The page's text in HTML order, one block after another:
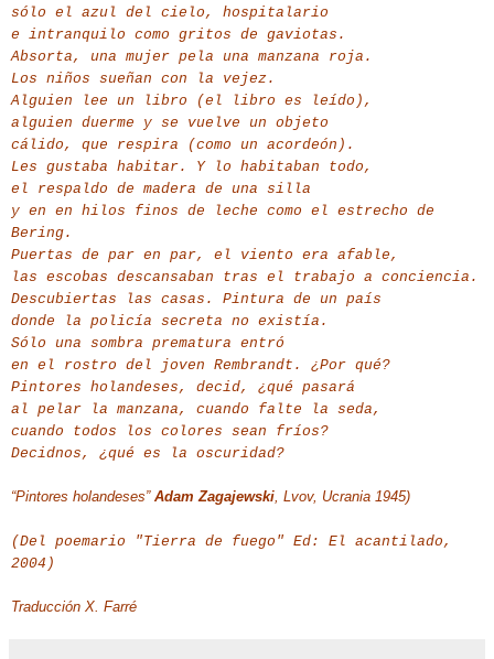
sólo el azul del cielo, hospitalario
e intranquilo como gritos de gaviotas.
Absorta, una mujer pela una manzana roja.
Los niños sueñan con la vejez.
Alguien lee un libro (el libro es leído),
alguien duerme y se vuelve un objeto
cálido, que respira (como un acordeón).
Les gustaba habitar. Y lo habitaban todo,
el respaldo de madera de una silla
y en en hilos finos de leche como el estrecho de
Bering.
Puertas de par en par, el viento era afable,
las escobas descansaban tras el trabajo a conciencia.
Descubiertas las casas. Pintura de un país
donde la policía secreta no existía.
Sólo una sombra prematura entró
en el rostro del joven Rembrandt. ¿Por qué?
Pintores holandeses, decid, ¿qué pasará
al pelar la manzana, cuando falte la seda,
cuando todos los colores sean fríos?
Decidnos, ¿qué es la oscuridad?
“Pintores holandeses” Adam Zagajewski Lvov, Ucrania 1945)
(Del poemario "Tierra de fuego" Ed: El acantilado,
2004)
Traducción X. Farré